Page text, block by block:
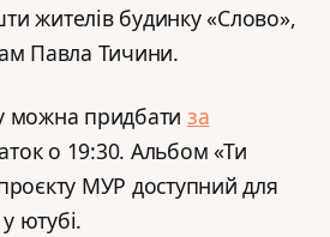
жителів будинку «Слово»,
Павла Тичини.
можна придбати за
о 19:30. Альбом «Ти
МУР доступний для
ютубі.